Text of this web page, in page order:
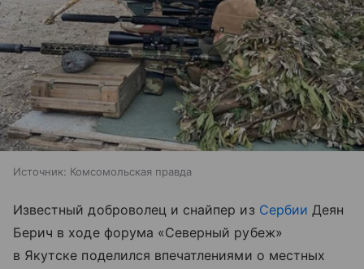
Источник: Комсомольская правда
Известный доброволец и снайпер из Сербии Деян
Берич в ходе форума «Северный рубеж»
в Якутске поделился впечатлениями о местных